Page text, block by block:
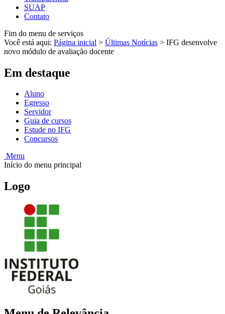
SUAP
Contato
Fim do menu de serviços
Você está aqui: Página inicial > Últimas Notícias > IFG desenvolve
novo módulo de avaliação docente
Em destaque
Aluno
Egresso
Servidor
Guia de cursos
Estude no IFG
Concursos
Menu
Início do menu principal
Logo